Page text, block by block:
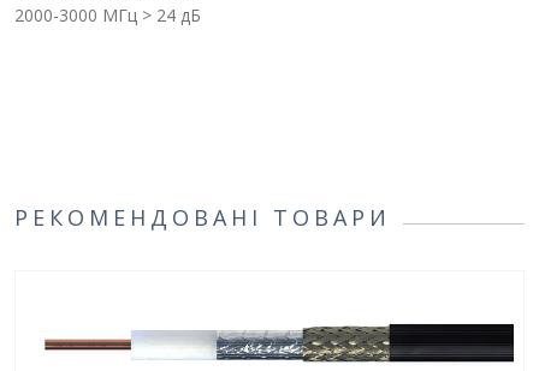
2000-3000 МГц > 24 дБ
РЕКОМЕНДОВАНІ ТОВАРИ